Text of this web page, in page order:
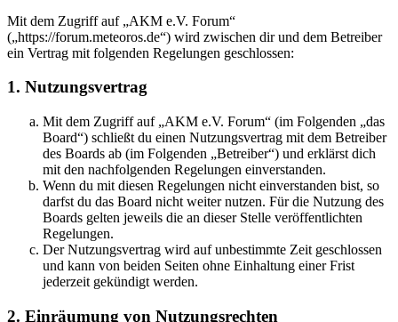
Mit dem Zugriff auf „AKM e.V. Forum“
(„https://forum.meteoros.de“) wird zwischen dir und dem Betreiber
ein Vertrag mit folgenden Regelungen geschlossen:
1. Nutzungsvertrag
Mit dem Zugriff auf „AKM e.V. Forum“ (im Folgenden „das
Board“) schließt du einen Nutzungsvertrag mit dem Betreiber
des Boards ab (im Folgenden „Betreiber“) und erklärst dich
mit den nachfolgenden Regelungen einverstanden.
Wenn du mit diesen Regelungen nicht einverstanden bist, so
darfst du das Board nicht weiter nutzen. Für die Nutzung des
Boards gelten jeweils die an dieser Stelle veröffentlichten
Regelungen.
Der Nutzungsvertrag wird auf unbestimmte Zeit geschlossen
und kann von beiden Seiten ohne Einhaltung einer Frist
jederzeit gekündigt werden.
2. Einräumung von Nutzungsrechten